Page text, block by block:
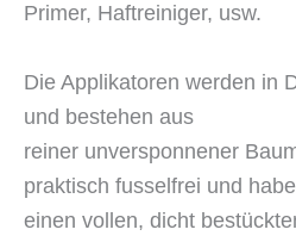
Primer, Haftreiniger, usw.
Die Applikatoren werden in
und bestehen aus
reiner unversponnener
praktisch fusselfrei und
einen vollen, dicht